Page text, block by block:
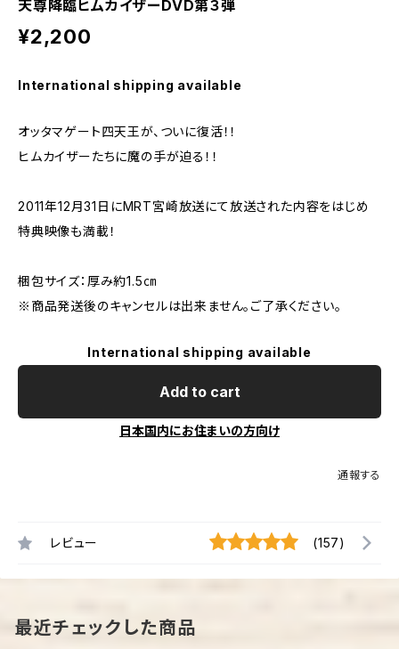
天尊降臨ヒムカイザーDVD第３弾
¥2,200
International shipping available
オッタマゲート四天王が、ついに復活！！
ヒムカイザーたちに魔の手が迫る！！
2011年12月31日にMRT宮崎放送にて放送された内容をはじめ
特典映像も満載！
梱包サイズ：厚み約1.5㎝
※商品発送後のキャンセルは出来ません。ご了承ください。
International shipping available
Add to cart
日本国内にお住まいの方向け
通報する
レビュー (157)
最近チェックした商品